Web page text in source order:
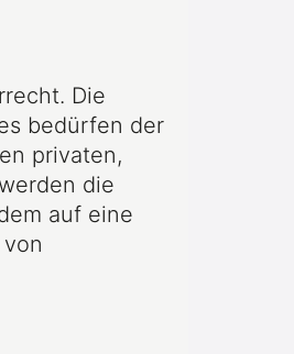
Die
bedürfen der
privaten,
die
auf eine